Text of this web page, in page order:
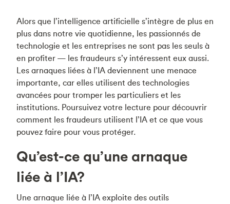
Alors que l’intelligence artificielle s’intègre de plus en
plus dans notre vie quotidienne, les passionnés de
technologie et les entreprises ne sont pas les seuls à
en profiter — les fraudeurs s’y intéressent eux aussi.
Les arnaques liées à l’IA deviennent une menace
importante, car elles utilisent des technologies
avancées pour tromper les particuliers et les
institutions. Poursuivez votre lecture pour découvrir
comment les fraudeurs utilisent l’IA et ce que vous
pouvez faire pour vous protéger.
Qu’est-ce qu’une arnaque
liée à l’IA?
Une arnaque liée à l’IA exploite des outils